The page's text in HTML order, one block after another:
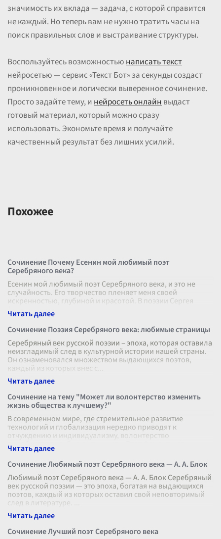
значимость их вклада — задача, с которой справится
не каждый. Но теперь вам не нужно тратить часы на
поиск правильных слов и выстраивание структуры.
Воспользуйтесь возможностьюнаписать текст
нейросетью — сервис «Текст Бот» за секунды создаст
проникновенное и логически выверенное сочинение.
Просто задайте тему, инейросеть онлайнвыдаст
готовый материал, который можно сразу
использовать. Экономьте время и получайте
качественный результат без лишних усилий.
Похожее
Сочинение Почему Есенин мой любимый поэт
Серебряного века?
Есенин мой любимый поэт Серебряного века, и это не
случайность. Его творчество пленяет меня своей
искренностью, глубиной и красотой. В поэзии Сергея
Александровича есть что-то тако
Сочинение Поэзия Серебряного века: любимые страницы
Серебряный век русской поэзии – эпоха, которая оставила
неизгладимый след в культурной истории нашей страны.
Он ознаменовался множеством выдающихся поэтов,
каждый из которых внес с
Сочинение на тему "Может ли волонтерство изменить
жизнь общества к лучшему?"
В современном мире, где стремительное развитие
технологий и глобализация нередко приводят к
отчуждению и индивидуализму, волонтерство
приобретает особую значимость. Этот феномен ст
Сочинение Любимый поэт Серебряного века — А. А. Блок
Любимый поэт Серебряного века — А. А. Блок Серебряный
век русской поэзии — это эпоха, богатая на выдающихся
поэтов, каждый из которых оставил свой неповторимый
след в литературе.
Сочинение Лучший поэт Серебряного века